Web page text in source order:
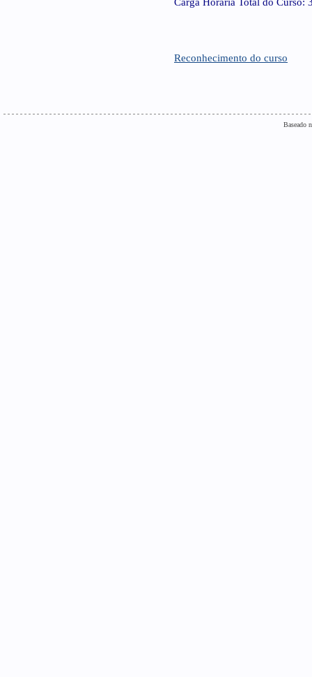
Reconhecimento do curso
Baseado